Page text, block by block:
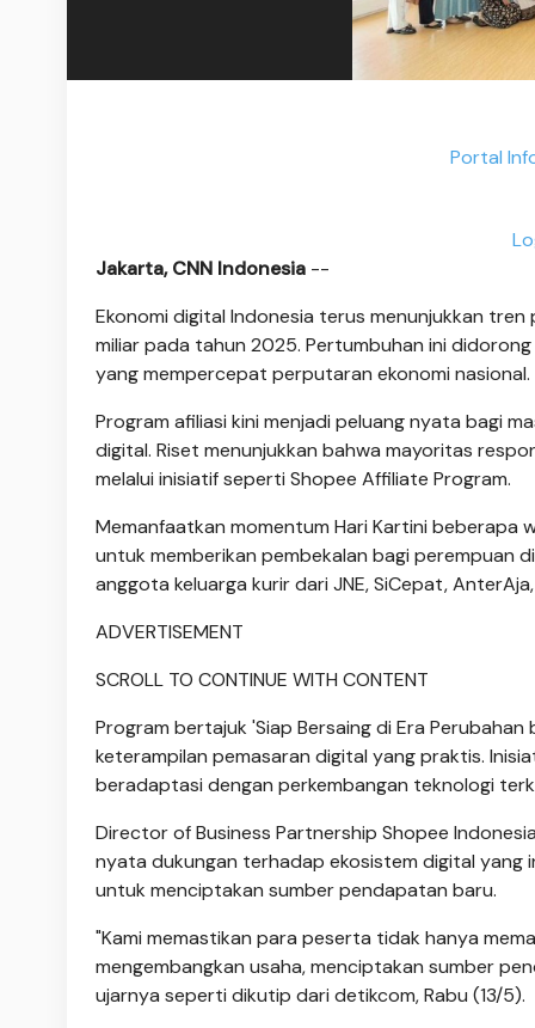
Portal
Jakarta, CNN Indonesia --
Ekonomi digital Indonesia terus menunjukkan
miliar pada tahun 2025. Pertumbuhan ini
yang mempercepat perputaran ekonomi nasional.
Program afiliasi kini menjadi peluang nyata bagi
digital. Riset menunjukkan bahwa mayoritas
melalui inisiatif seperti Shopee Affiliate Program.
Memanfaatkan momentum Hari Kartini beberapa
untuk memberikan pembekalan bagi perempuan
anggota keluarga kurir dari JNE, SiCepat,
ADVERTISEMENT
SCROLL TO CONTINUE WITH CONTENT
Program bertajuk 'Siap Bersaing di Era
keterampilan pemasaran digital yang praktis.
beradaptasi dengan perkembangan teknologi
Director of Business Partnership Shopee
nyata dukungan terhadap ekosistem digital yang
untuk menciptakan sumber pendapatan baru.
"Kami memastikan para peserta tidak hanya
mengembangkan usaha, menciptakan sumber
ujarnya seperti dikutip dari detikcom, Rabu (13/5).